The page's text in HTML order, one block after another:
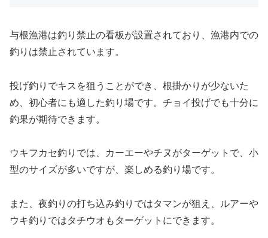
与根漁港は釣り禁止の看板が設置されており、漁港内での
釣りは禁止されています。
投げ釣りでキスを狙うことができ、根掛かりが少ないた
め、初心者にも適した釣り場です。チョイ投げでも十分に
釣果が期待できます。
ウキフカセ釣りでは、カーエーやチヌがターゲットで、小
型のサイズが多いですが、楽しめる釣り場です。
また、夜釣りの打ち込み釣りではタマンが狙え、ルアーや
ウキ釣りではタチウオもターゲットにできます。